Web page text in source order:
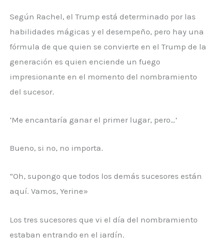
Según Rachel, el Trump está determinado por las
habilidades mágicas y el desempeño, pero hay una
fórmula de que quien se convierte en el Trump de la
generación es quien enciende un fuego
impresionante en el momento del nombramiento
del sucesor.
‘Me encantaría ganar el primer lugar, pero…’
Bueno, si no, no importa.
“Oh, supongo que todos los demás sucesores están
aquí. Vamos, Yerine»
Los tres sucesores que vi el día del nombramiento
estaban entrando en el jardín.